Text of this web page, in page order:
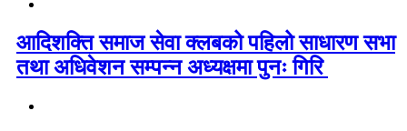
आदिशक्ति समाज सेवा क्लबको पहिलो साधारण सभा
तथा अधिवेशन सम्पन्न अध्यक्षमा पुनः गिरि